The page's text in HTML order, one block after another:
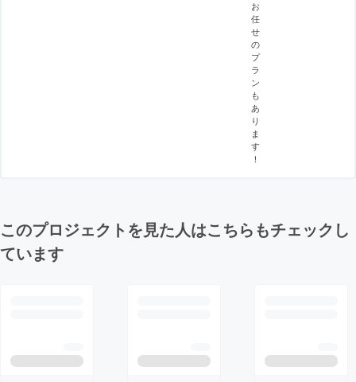
お
任
せ
の
プ
ラ
ン
も
あ
り
ま
す
！
このプロジェクトを見た人はこちらもチェックし
ています